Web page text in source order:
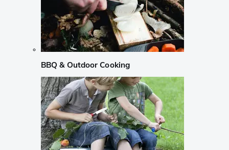
BBQ & Outdoor Cooking